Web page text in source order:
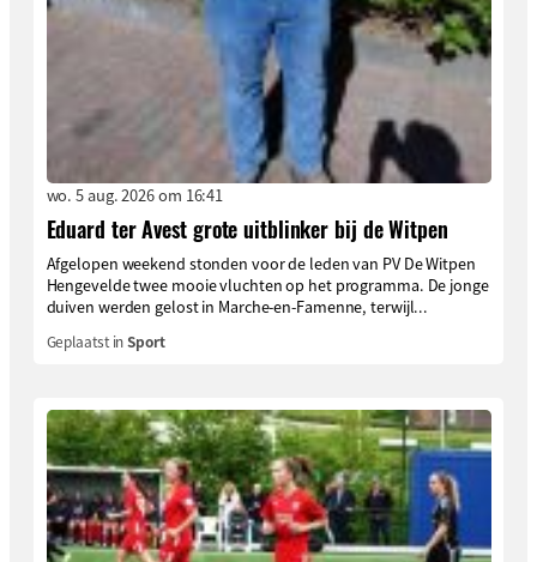
wo. 5 aug. 2026 om 16:41
Eduard ter Avest grote uitblinker bij de Witpen
Afgelopen weekend stonden voor de leden van PV De Witpen
Hengevelde twee mooie vluchten op het programma. De jonge
duiven werden gelost in Marche-en-Famenne, terwijl...
Geplaatst inSport